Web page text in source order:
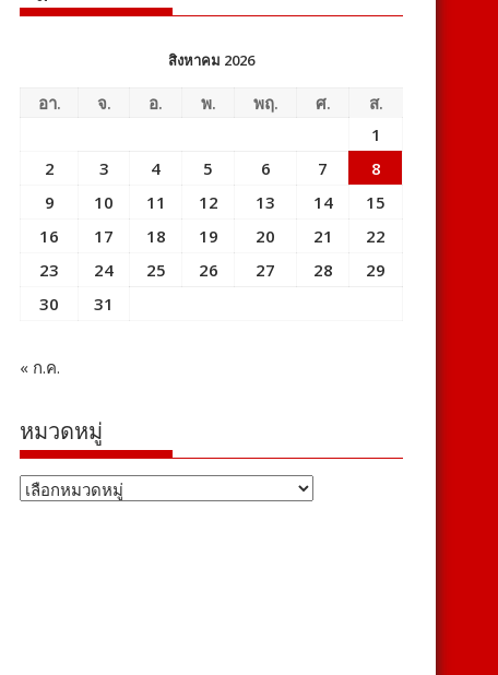
สิงหาคม 2026
อา. จ. อ. พ. พฤ. ศ.
ส.
1
2
3 4 5 6 7
8
9
10 11 12 13 14
15
16
17 18 19 20 21
22
23
24 25 26 27 28
29
30
31
« ก.ค.
หมวดหมู่
หมวด